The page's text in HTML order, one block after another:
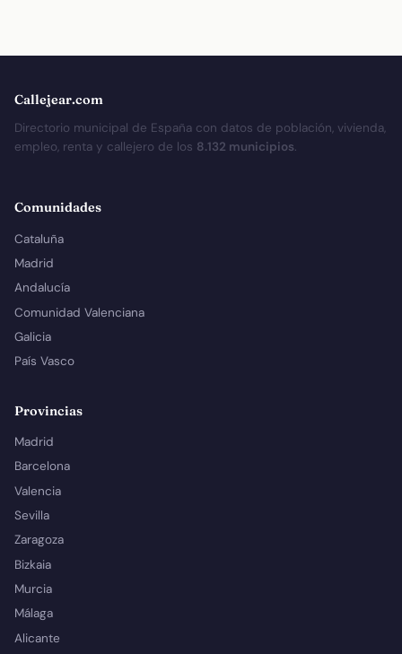
Callejear.com
Directorio municipal de España con datos de población, vivienda,
empleo, renta y callejero de los 8.132 municipios.
Comunidades
Cataluña
Madrid
Andalucía
Comunidad Valenciana
Galicia
País Vasco
Provincias
Madrid
Barcelona
Valencia
Sevilla
Zaragoza
Bizkaia
Murcia
Málaga
Alicante